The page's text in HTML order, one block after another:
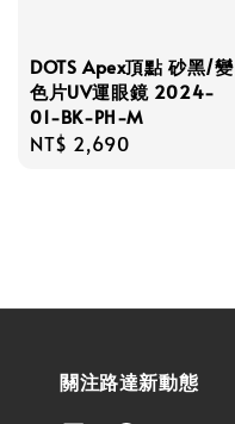
DOTS Apex頂點 砂黑/變
色片UV運眼鏡 2024-
01-BK-PH-M
Regular
NT$ 2,690
關注路達新動態